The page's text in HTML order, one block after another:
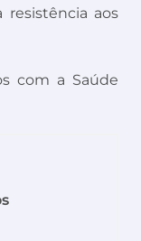
resistência aos
com a Saúde